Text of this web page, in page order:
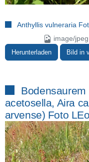
Anthyllis vulneraria
image/jpeg
Herunterladen Bild in
acetosella, Aira
arvense) Foto